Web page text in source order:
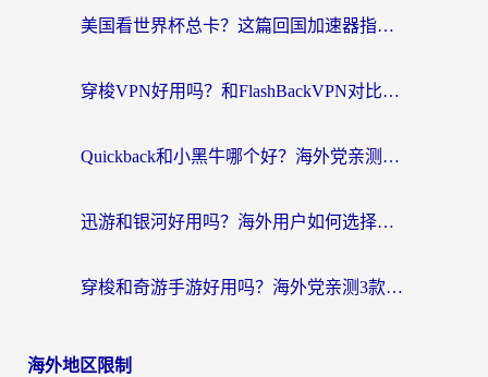
美国看世界杯总卡？这篇回国加速器指南帮你无缝刷国内资源（附苹果手机VPN设置步骤）
穿梭VPN好用吗？和FlashBackVPN对比哪个回国效果更好？
Quickback和小黑牛哪个好？海外党亲测指南，选对回国加速器秒回国内
迅游和银河好用吗？海外用户如何选择回国加速器实现无缝访问国内资源
穿梭和奇游手游好用吗？海外党亲测3款回国加速器，附蜜蜂加速器七天试用攻略
海外地区限制